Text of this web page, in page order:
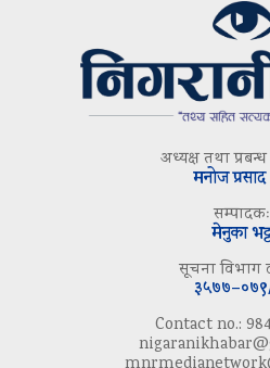
अध्यक्ष तथा
मनोज प्रसाद
सम्पादकः
मेनुका
सूचना विभाग
Contact no.: